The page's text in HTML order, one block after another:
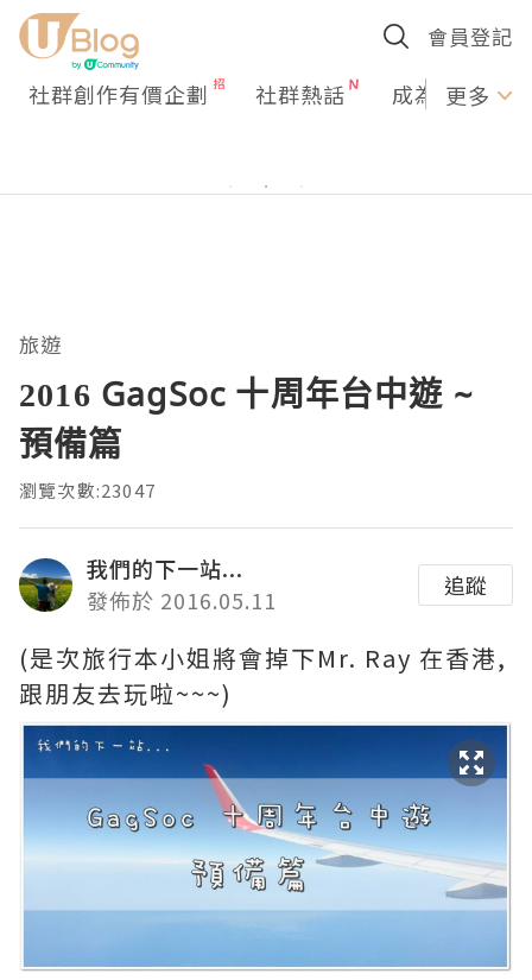
會員登記
社群創作有價企劃 社群熱話 成為U更多
旅遊
2016 GagSoc 十周年台中遊 ~
預備篇
瀏覽次數:23047
我們的下一站...
發佈於 2016.05.11
追蹤
(是次旅行本小姐將會掉下Mr. Ray 在香港,
跟朋友去玩啦~~~)